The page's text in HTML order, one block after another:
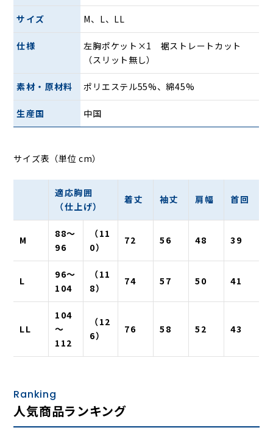
サイズ M、L、LL
仕様
左胸ポケット×1 裾ストレートカット
（スリット無し）
素材・原材料 ポリエステル55%、綿45%
生産国 中国
サイズ表（単位 cm）
適応胸囲
（仕上げ）
着丈 袖丈 肩幅 首回
M
88〜
96
（11
0）
72 56 48 39
L
96〜
104
（11
8）
74 57 50 41
LL
104
〜
112
（12
6）
76 58 52 43
Ranking
人気商品ランキング